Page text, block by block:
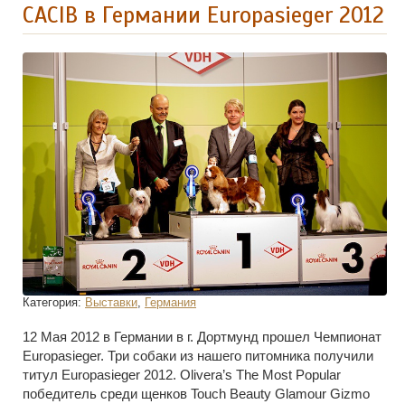
CACIB в Германии Europasieger 2012
Категория: Выставки, Германия
12 Мая 2012 в Германии в г. Дортмунд прошел Чемпионат
Europasieger. Три собаки из нашего питомника получили
титул Europasieger 2012. Olivera’s The Most Popular
победитель среди щенков Touch Beauty Glamour Gizmo